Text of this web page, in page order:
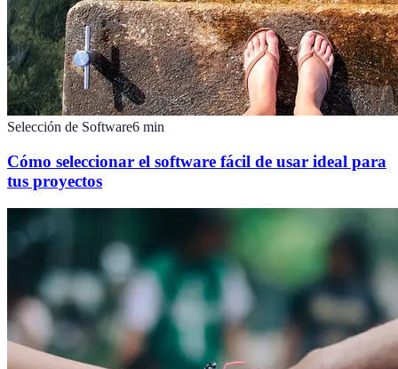
Selección de Software6 min
Cómo seleccionar el software fácil de usar ideal para
tus proyectos